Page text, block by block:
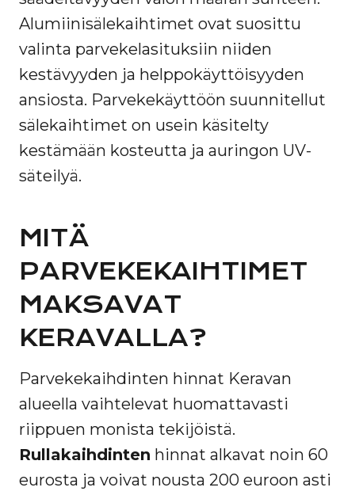
Alumiinisälekaihtimet ovat suosittu
valinta parvekelasituksiin niiden
kestävyyden ja helppokäyttöisyyden
ansiosta. Parvekekäyttöön suunnitellut
sälekaihtimet on usein käsitelty
kestämään kosteutta ja auringon UV-
säteilyä.
MITÄ
PARVEKEKAIHTIMET
MAKSAVAT
KERAVALLA?
Parvekekaihdinten hinnat Keravan
alueella vaihtelevat huomattavasti
riippuen monista tekijöistä.
Rullakaihdinten hinnat alkavat noin 60
eurosta ja voivat nousta 200 euroon asti